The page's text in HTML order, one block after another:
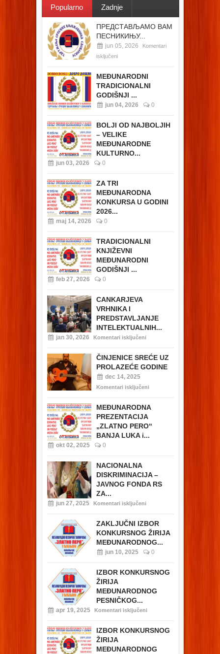
Popularno Zadnje
ПРЕДСТАВЉАМО ВАМ
ПЕСНИКИЊУ...
jun 05, 2026
Komentari
isključeni
MEĐUNARODNI
TRADICIONALNI
GODIŠNJI ...
jun 04, 2026 0
BOLJI OD NAJBOLJIH
– VELIKE
MEĐUNARODNE
KULTURNO...
jun 03, 2026 0
ZA TRI
MEĐUNARODNA
KONKURSA U GODINI
2026...
maj 14, 2026 0
TRADICIONALNI
KNJIŽEVNI
MEĐUNARODNI
GODIŠNJI ...
feb 27, 2026 0
CANKARJEVA
VRHNIKA I
PREDSTAVLJANJE
INTELEKTUALNIH...
jan 30, 2026 Komentari isključeni
ČINJENICE SREĆE UZ
PROLAZEĆE GODINE
dec 14, 2025
Komentari isključeni
MEĐUNARODNA
PREZENTACIJA
„ZLATNO PERO“
BANJA LUKA i...
okt 02, 2025 0
NACIONALNA
DISKRIMINACIJA –
JAVNOG FONDA RS
ZA...
jun 27, 2025 Komentari isključeni
ZAKLJUČNI IZBOR
KONKURSNOG ŽIRIJA
MEĐUNARODNOG...
jun 10, 2025 0
IZBOR KONKURSNOG
ŽIRIJA
MEĐUNARODNOG
PESNIČKOG...
apr 19, 2025 Komentari isključeni
IZBOR KONKURSNOG
ŽIRIJA
MEĐUNARODNOG